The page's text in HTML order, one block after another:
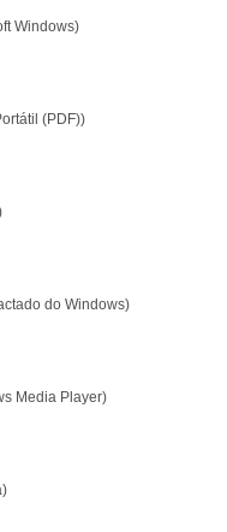
Windows)
(PDF))
do Windows)
Media Player)